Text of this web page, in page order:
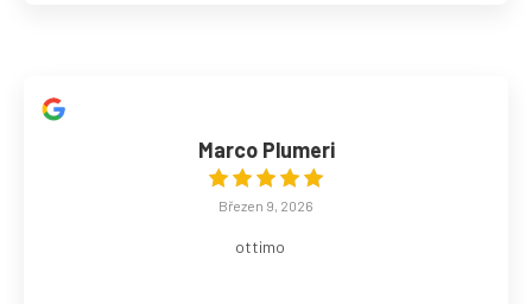
Marco Plumeri
Březen 9, 2026
ottimo